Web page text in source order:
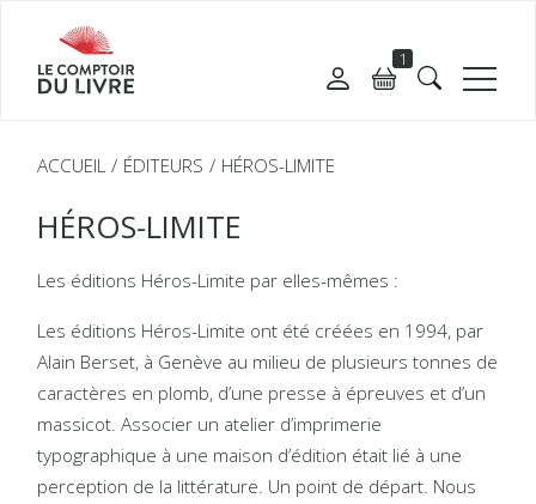
1
ACCUEIL ÉDITEURS HÉROS-LIMITE
HÉROS-LIMITE
Les éditions Héros-Limite par elles-mêmes :
Les éditions Héros-Limite ont été créées en 1994, par
Alain Berset, à Genève au milieu de plusieurs tonnes de
caractères en plomb, d’une presse à épreuves et d’un
massicot. Associer un atelier d’imprimerie
typographique à une maison d’édition était lié à une
perception de la littérature. Un point de départ. Nous